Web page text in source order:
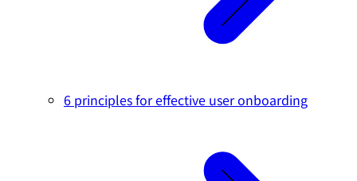
6 principles for effective user onboarding